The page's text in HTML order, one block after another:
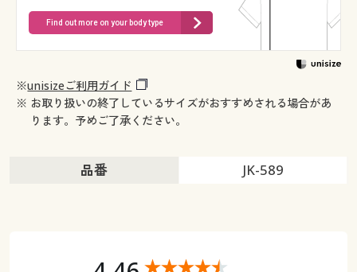
Find out more on your body type
※unisizeご利用ガイド
※ お取り扱いの終了しているサイズがおすすめされる場合があ
ります。予めご了承ください。
品番 JK-589